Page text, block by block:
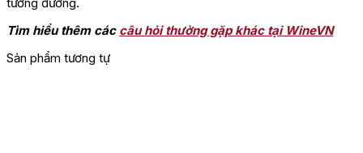
Tìm hiểu thêm các câu hỏi thường gặp khác tại WineVN
Sản phẩm tương tự